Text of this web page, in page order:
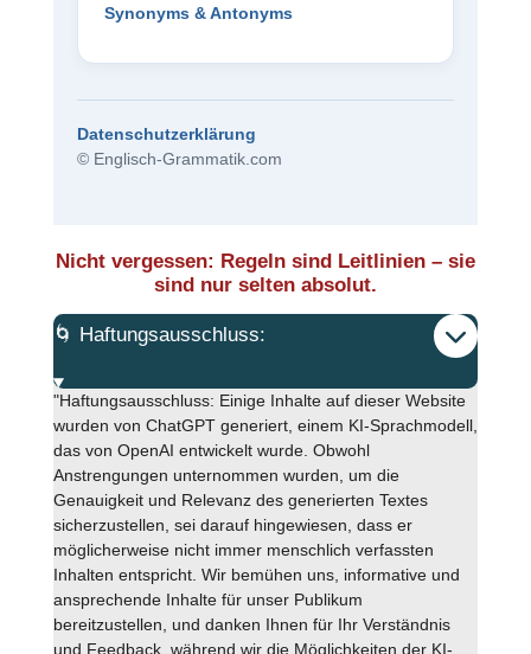
Synonyms & Antonyms
Datenschutzerklärung
© Englisch-Grammatik.com
Nicht vergessen: Regeln sind Leitlinien – sie
sind nur selten absolut.
🌀 Haftungsausschluss:
"Haftungsausschluss: Einige Inhalte auf dieser Website
wurden von ChatGPT generiert, einem KI-Sprachmodell,
das von OpenAI entwickelt wurde. Obwohl
Anstrengungen unternommen wurden, um die
Genauigkeit und Relevanz des generierten Textes
sicherzustellen, sei darauf hingewiesen, dass er
möglicherweise nicht immer menschlich verfassten
Inhalten entspricht. Wir bemühen uns, informative und
ansprechende Inhalte für unser Publikum
bereitzustellen, und danken Ihnen für Ihr Verständnis
und Feedback, während wir die Möglichkeiten der KI-